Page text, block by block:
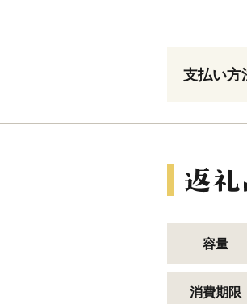
支払い方
容量
消費期限